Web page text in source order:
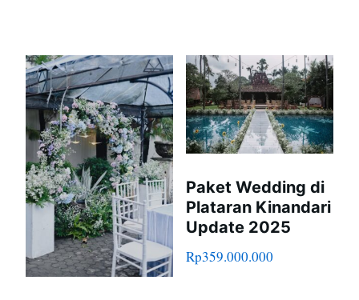
Paket Wedding di
Plataran Kinandari
Update 2025
Rp359.000.000